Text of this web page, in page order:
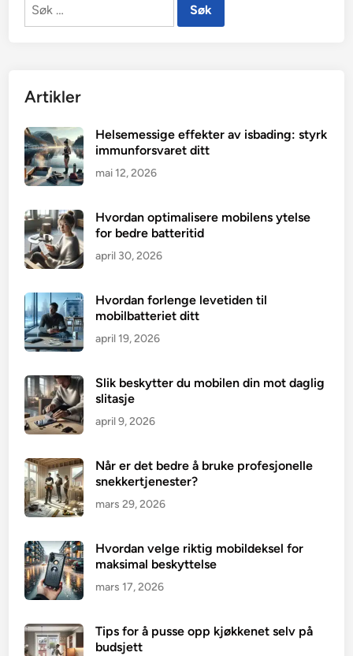
Artikler
Helsemessige effekter av isbading: styrk
immunforsvaret ditt
mai 12, 2026
Hvordan optimalisere mobilens ytelse
for bedre batteritid
april 30, 2026
Hvordan forlenge levetiden til
mobilbatteriet ditt
april 19, 2026
Slik beskytter du mobilen din mot daglig
slitasje
april 9, 2026
Når er det bedre å bruke profesjonelle
snekkertjenester?
mars 29, 2026
Hvordan velge riktig mobildeksel for
maksimal beskyttelse
mars 17, 2026
Tips for å pusse opp kjøkkenet selv på
budsjett